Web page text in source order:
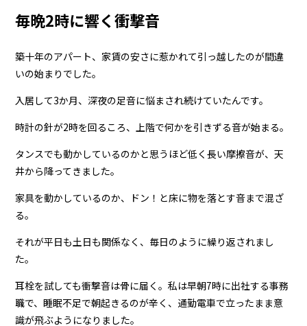
毎晩2時に響く衝撃音
築十年のアパート、家賃の安さに惹かれて引っ越したのが間違
いの始まりでした。
入居して3か月、深夜の足音に悩まされ続けていたんです。
時計の針が2時を回るころ、上階で何かを引きずる音が始まる。
タンスでも動かしているのかと思うほど低く長い摩擦音が、天
井から降ってきました。
家具を動かしているのか、ドン！と床に物を落とす音まで混ざ
る。
それが平日も土日も関係なく、毎日のように繰り返されまし
た。
耳栓を試しても衝撃音は骨に届く。私は早朝7時に出社する事務
職で、睡眠不足で朝起きるのが辛く、通勤電車で立ったまま意
識が飛ぶようになりました。